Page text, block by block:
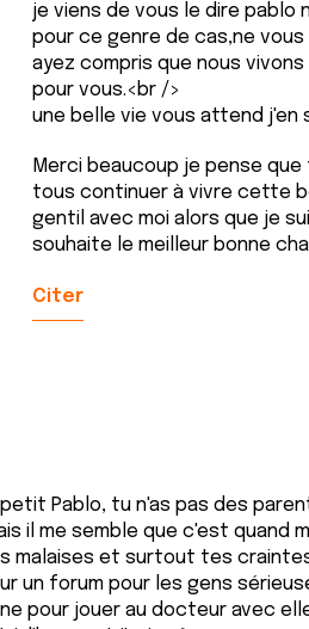
je viens de vous le dire pablo
pour ce genre de cas,ne
ayez compris que nous
pour vous.<br />
une belle vie vous attend j'en
Merci beaucoup je pense
tous continuer à vivre cette
gentil avec moi alors que je
souhaite le meilleur bonne
Citer
petit Pablo, tu n'as pas des
il me semble que c'est quand
malaises et surtout tes
un forum pour les gens
pour jouer au docteur avec